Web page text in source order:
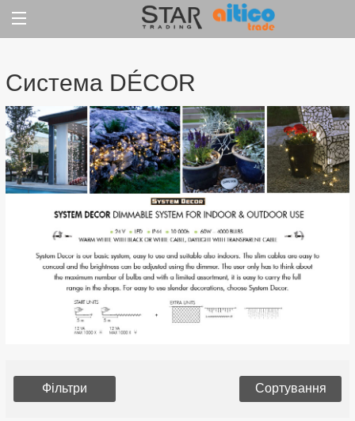
Jump
Система DÉCOR
Фільтри Сортування